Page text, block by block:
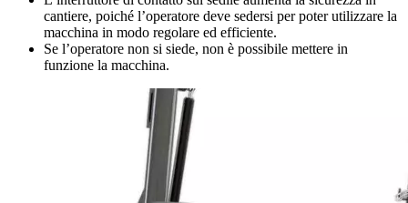
cantiere, poiché l’operatore deve sedersi per poter utilizzare la
macchina in modo regolare ed efficiente.
Se l’operatore non si siede, non è possibile mettere in
funzione la macchina.